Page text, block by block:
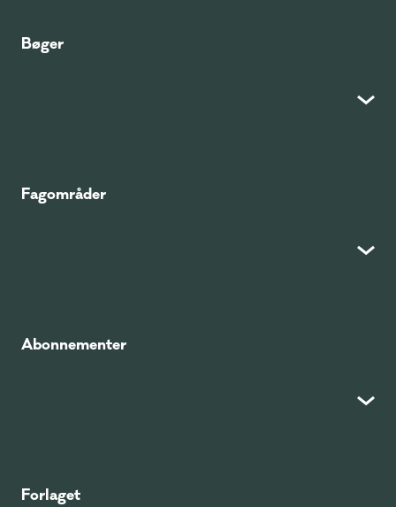
Bøger
Fagområder
Abonnementer
Forlaget